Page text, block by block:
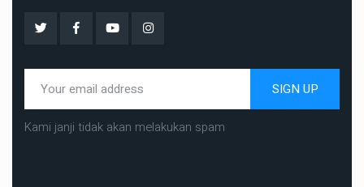
SIGN UP
Kami janji tidak akan melakukan spam